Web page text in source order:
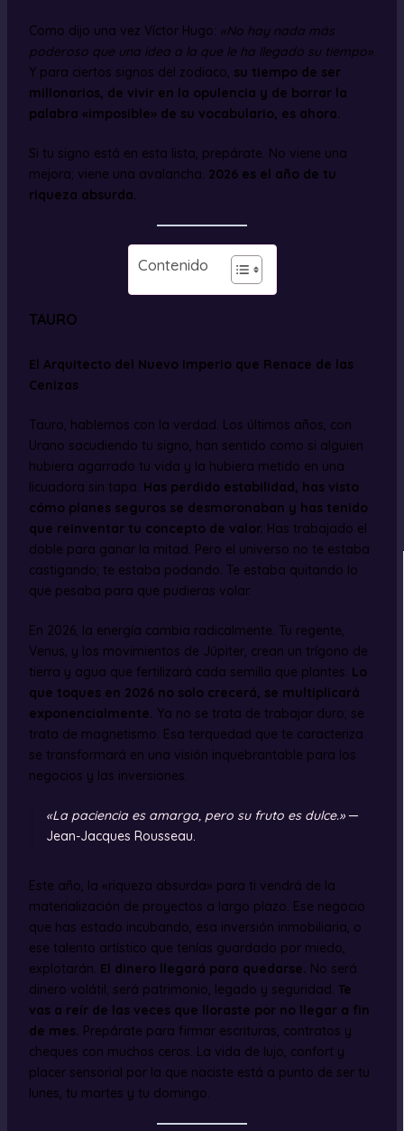
Como dijo una vez Víctor Hugo: «No hay nada más
poderoso que una idea a la que le ha llegado su tiempo».
Y para ciertos signos del zodiaco, su tiempo de ser
millonarios, de vivir en la opulencia y de borrar la
palabra «imposible» de su vocabulario, es ahora.
Si tu signo está en esta lista, prepárate. No viene una
mejora; viene una avalancha. 2026 es el año de tu
riqueza absurda.
Contenido
TAURO
El Arquitecto del Nuevo Imperio que Renace de las
Cenizas
Tauro, hablemos con la verdad. Los últimos años, con
Urano sacudiendo tu signo, han sentido como si alguien
hubiera agarrado tu vida y la hubiera metido en una
licuadora sin tapa. Has perdido estabilidad, has visto
cómo planes seguros se desmoronaban y has tenido
que reinventar tu concepto de valor. Has trabajado el
doble para ganar la mitad. Pero el universo no te estaba
castigando; te estaba podando. Te estaba quitando lo
que pesaba para que pudieras volar.
En 2026, la energía cambia radicalmente. Tu regente,
Venus, y los movimientos de Júpiter, crean un trígono de
tierra y agua que fertilizará cada semilla que plantes. Lo
que toques en 2026 no solo crecerá, se multiplicará
exponencialmente. Ya no se trata de trabajar duro; se
trata de magnetismo. Esa terquedad que te caracteriza
se transformará en una visión inquebrantable para los
negocios y las inversiones.
«La paciencia es amarga, pero su fruto es dulce.»—
Jean-Jacques Rousseau.
Este año, la «riqueza absurda» para ti vendrá de la
materialización de proyectos a largo plazo. Ese negocio
que has estado incubando, esa inversión inmobiliaria, o
ese talento artístico que tenías guardado por miedo,
explotarán. El dinero llegará para quedarse. No será
dinero volátil; será patrimonio, legado y seguridad. Te
vas a reír de las veces que lloraste por no llegar a fin
de mes. Prepárate para firmar escrituras, contratos y
cheques con muchos ceros. La vida de lujo, confort y
placer sensorial por la que naciste está a punto de ser tu
lunes, tu martes y tu domingo.